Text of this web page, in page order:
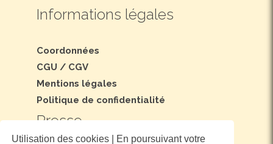
Utilisation des cookies | En poursuivant votre
Informations légales
Coordonnées
CGU / CGV
Mentions légales
Politique de confidentialité
Presse